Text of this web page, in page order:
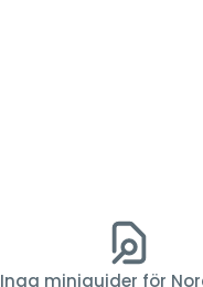
Inga miniguider för